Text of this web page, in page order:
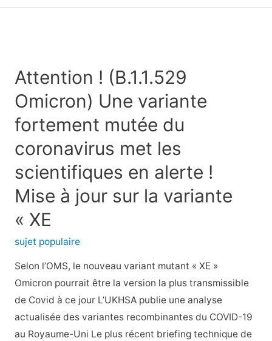
Attention ! (B.1.1.529
Omicron) Une variante
fortement mutée du
coronavirus met les
scientifiques en alerte !
Mise à jour sur la variante
« XE
sujet populaire
Selon l’OMS, le nouveau variant mutant « XE »
Omicron pourrait être la version la plus transmissible
de Covid à ce jour L’UKHSA publie une analyse
actualisée des variantes recombinantes du COVID-19
au Royaume-Uni Le plus récent briefing technique de